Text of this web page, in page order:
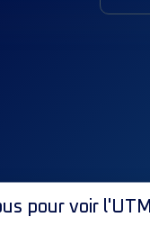
pour voir